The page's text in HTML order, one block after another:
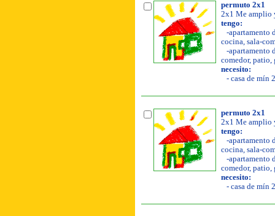
permuto 2x1
2x1 Me amplio
tengo:
-apartamento
cocina, sala-
-apartamento
comedor, patio,
necesito:
- casa de mín
permuto 2x1
2x1 Me amplio
tengo:
-apartamento
cocina, sala-
-apartamento
comedor, patio,
necesito:
- casa de mín